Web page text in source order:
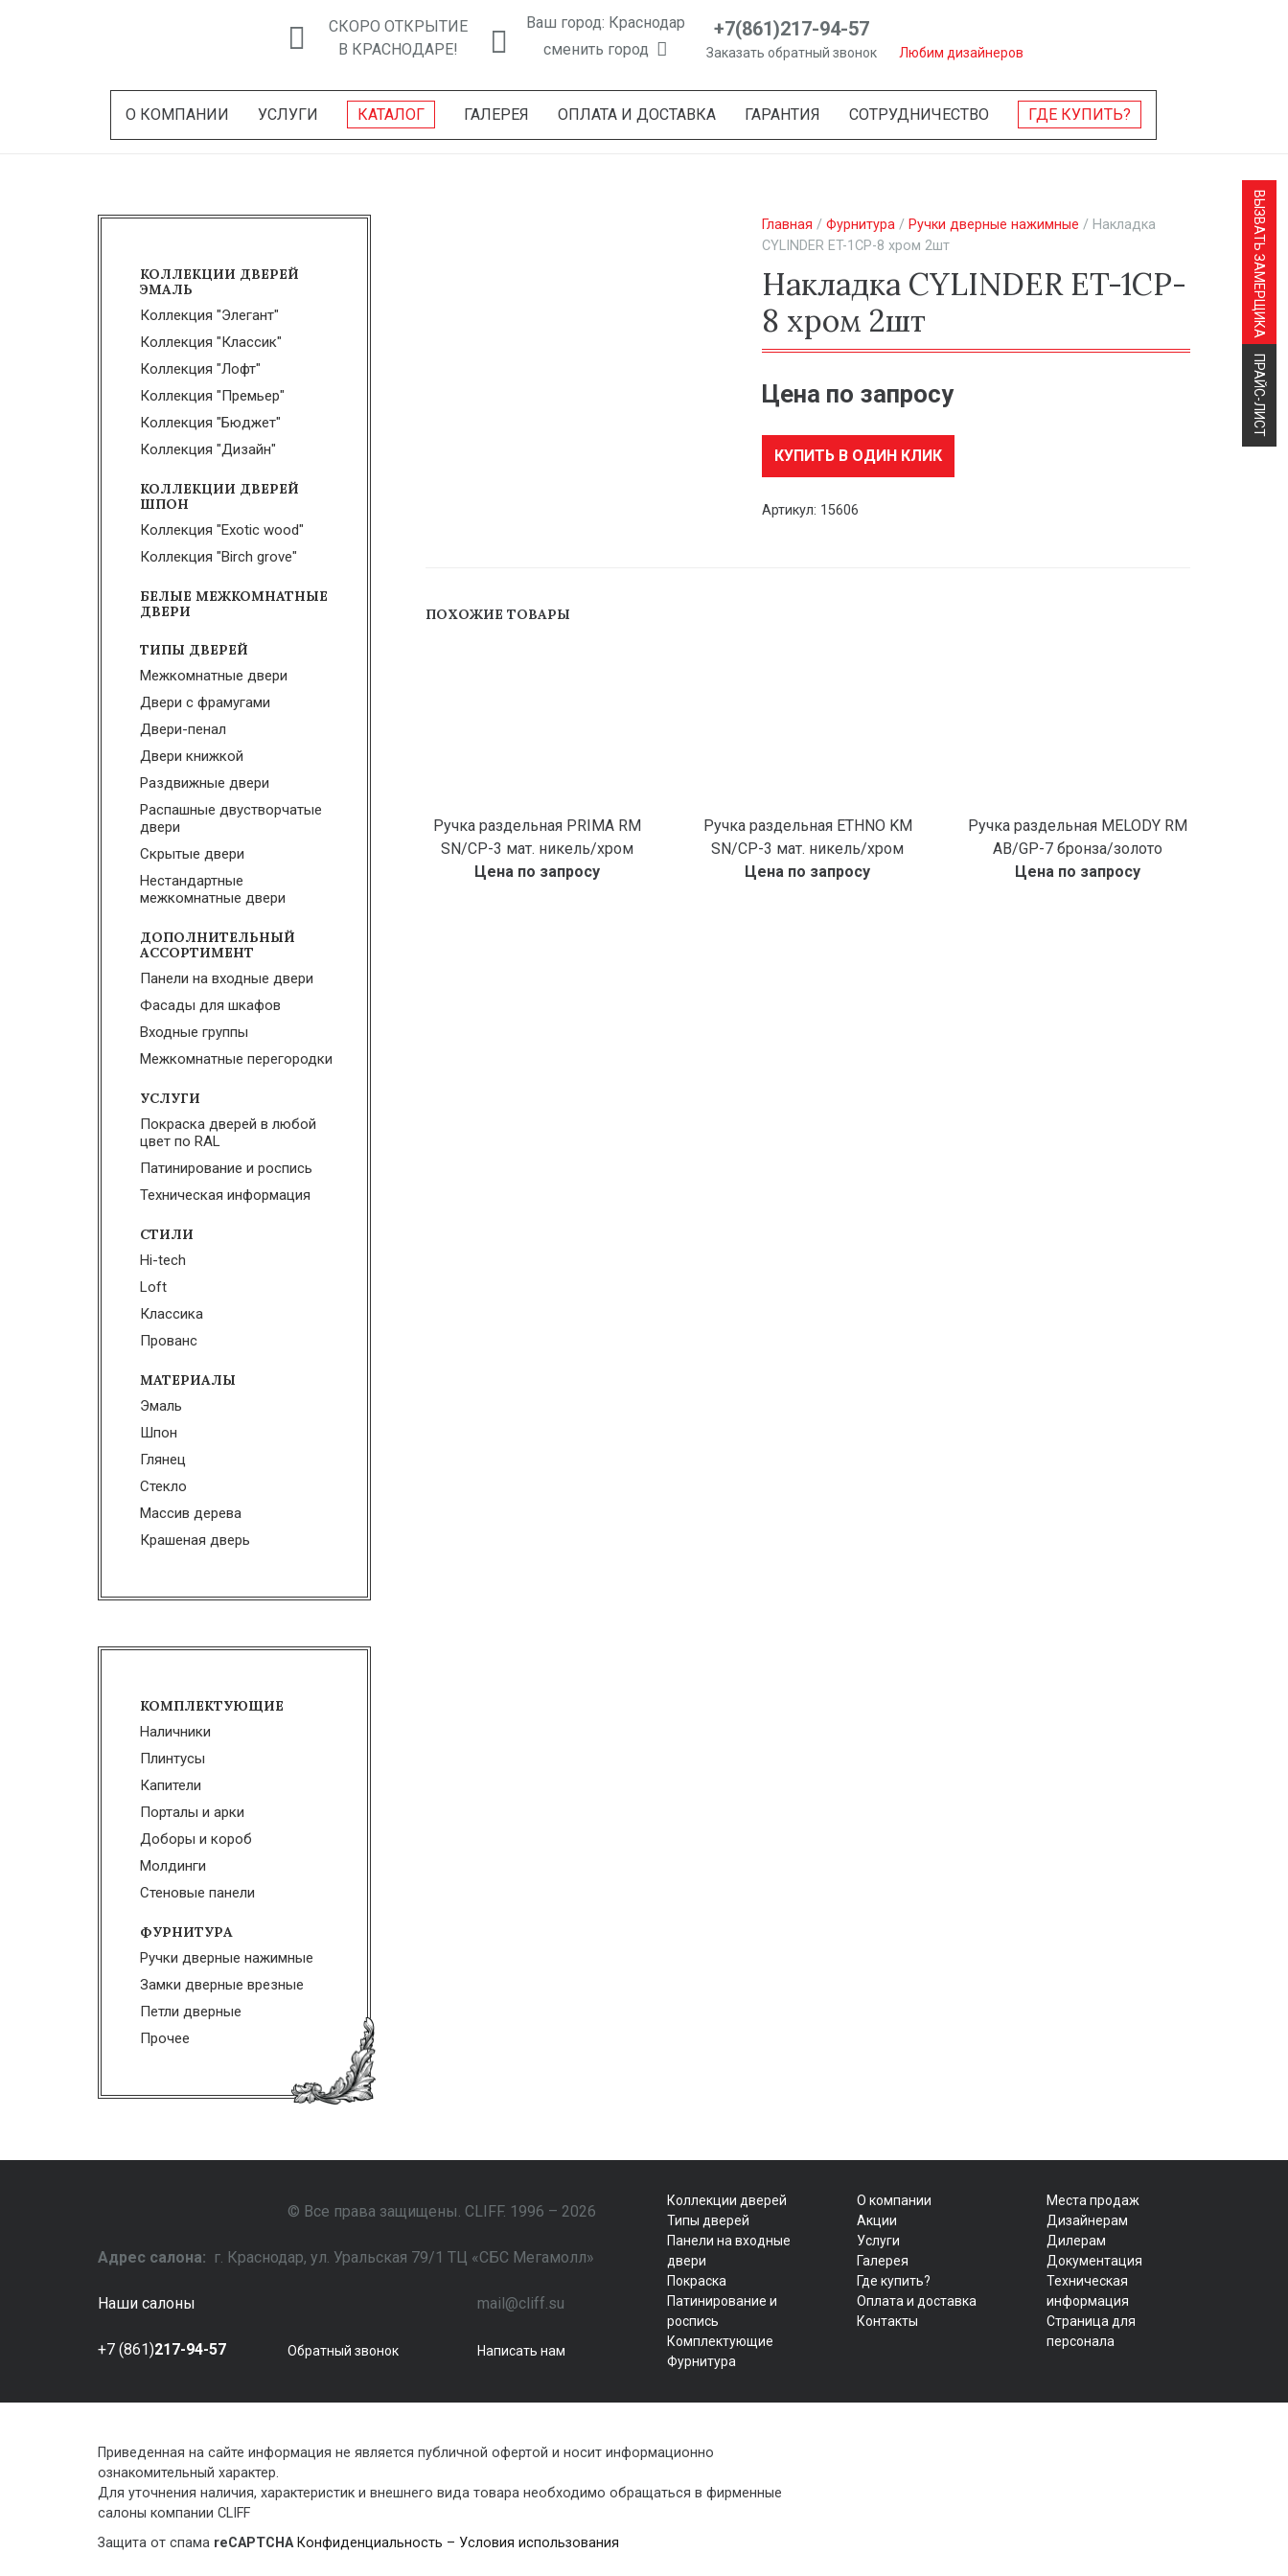
СКОРО ОТКРЫТИЕ
В КРАСНОДАРЕ!
Ваш город: Краснодар
сменить город
+7(861)217-94-57
Заказать обратный звонок Любим дизайнеров
О КОМПАНИИ УСЛУГИ КАТАЛОГ ГАЛЕРЕЯ ОПЛАТА И ДОСТАВКА ГАРАНТИЯ СОТРУДНИЧЕСТВО ГДЕ КУПИТЬ?
Главная /Фурнитура / Ручки дверные нажимные / Накладка
CYLINDER ET-1CP-8 хром 2шт
Накладка CYLINDER ET-1CP-
8 хром 2шт
Цена по запросу
КУПИТЬ В ОДИН КЛИК
Артикул: 15606
ПОХОЖИЕ ТОВАРЫ
Ручка раздельная PRIMA RM
SN/CP-3 мат. никель/хром
Цена по запросу
Ручка раздельная ETHNO KM
SN/CP-3 мат. никель/хром
Цена по запросу
Ручка раздельная MELODY RM
AB/GP-7 бронза/золото
Цена по запросу
КОЛЛЕКЦИИ ДВЕРЕЙ
ЭМАЛЬ
Коллекция "Элегант"
Коллекция "Классик"
Коллекция "Лофт"
Коллекция "Премьер"
Коллекция "Бюджет"
Коллекция "Дизайн"
КОЛЛЕКЦИИ ДВЕРЕЙ
ШПОН
Коллекция "Exotic wood"
Коллекция "Birch grove"
БЕЛЫЕ МЕЖКОМНАТНЫЕ
ДВЕРИ
ТИПЫ ДВЕРЕЙ
Межкомнатные двери
Двери с фрамугами
Двери-пенал
Двери книжкой
Раздвижные двери
Распашные двустворчатые
двери
Скрытые двери
Нестандартные
межкомнатные двери
ДОПОЛНИТЕЛЬНЫЙ
АССОРТИМЕНТ
Панели на входные двери
Фасады для шкафов
Входные группы
Межкомнатные перегородки
УСЛУГИ
Покраска дверей в любой
цвет по RAL
Патинирование и роспись
Техническая информация
СТИЛИ
Hi-tech
Loft
Классика
Прованс
МАТЕРИАЛЫ
Эмаль
Шпон
Глянец
Стекло
Массив дерева
Крашеная дверь
КОМПЛЕКТУЮЩИЕ
Наличники
Плинтусы
Капители
Порталы и арки
Доборы и короб
Молдинги
Стеновые панели
ФУРНИТУРА
Ручки дверные нажимные
Замки дверные врезные
Петли дверные
Прочее
© Все права защищены. CLIFF. 1996 – 2026
Адрес салона: г. Краснодар, ул. Уральская 79/1 ТЦ «СБС Мегамолл»
Наши салоны mail@cliff.su
+7 (861)217-94-57 Обратный звонок Написать нам
Коллекции дверей
Типы дверей
Панели на входные
двери
Покраска
Патинирование и
роспись
Комплектующие
Фурнитура
О компании
Акции
Услуги
Галерея
Где купить?
Оплата и доставка
Контакты
Места продаж
Дизайнерам
Дилерам
Документация
Техническая
информация
Страница для
персонала
Приведенная на сайте информация не является публичной офертой и носит информационно
ознакомительный характер.
Для уточнения наличия, характеристик и внешнего вида товара необходимо обращаться в фирменные
салоны компании CLIFF
Защита от спама reCAPTCHA Конфиденциальность – Условия использования
ВЫЗВАТЬ ЗАМЕРЩИКА
ПРАЙС-ЛИСТ